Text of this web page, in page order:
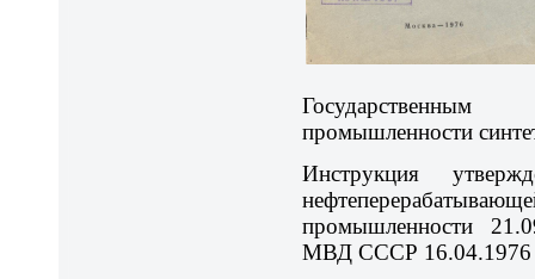
промышленности
Инструкция
промышленности
МВД СССР 16.04.1976